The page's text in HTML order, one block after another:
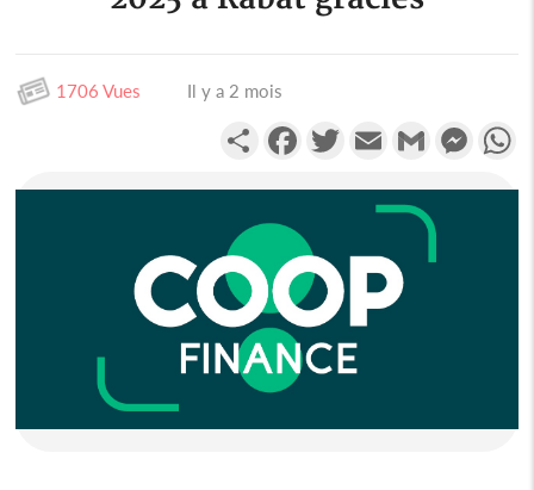
1706 Vues Il y a 2 mois
PartagerFacebookTwitterEmail Gmail